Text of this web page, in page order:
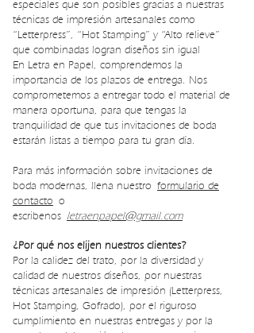
especiales que son posibles gracias a nuestras
técnicas de impresión artesanales como
“Letterpress”, “Hot Stamping” y “Alto relieve”
que combinadas logran diseños sin igual
En Letra en Papel, comprendemos la
importancia de los plazos de entrega. Nos
comprometemos a entregar todo el material de
manera oportuna, para que tengas la
tranquilidad de que tus invitaciones de boda
estarán listas a tiempo para tu gran día.
Para más información sobre invitaciones de
boda modernas, llena nuestro formulario de
contacto o
escribenos letraenpapel@gmail.com
¿Por qué nos elijen nuestros clientes?
Por la calidez del trato, por la diversidad y
calidad de nuestros diseños, por nuestras
técnicas artesanales de impresión (Letterpress,
Hot Stamping, Gofrado), por el riguroso
cumplimiento en nuestras entregas y por la